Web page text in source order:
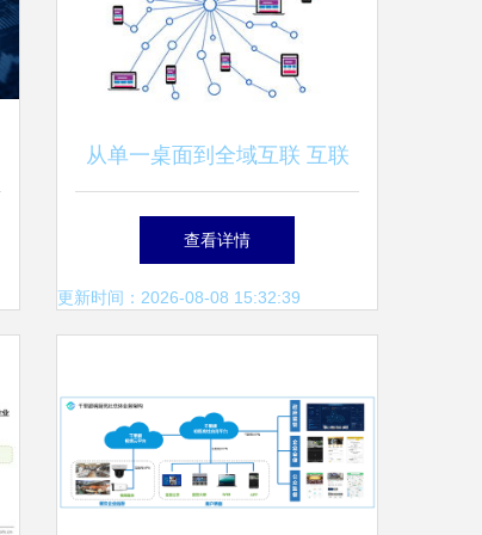
从单一桌面到全域互联 互联
网信息技术服务的时代变革
查看详情
更新时间：2026-08-08 15:32:39